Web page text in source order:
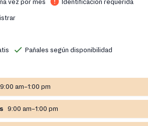
vez por mes Identificación requerida
Pañales según disponibilidad
9:00 am–1:00 pm
9:00 am–1:00 pm